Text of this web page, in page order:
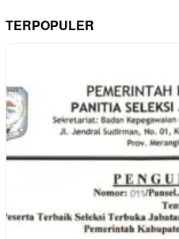
TERPOPULER